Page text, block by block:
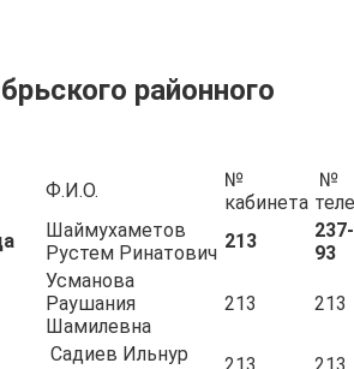
районного
Ф.И.О.
№
кабинета
№
Шаймухаметов
Рустем Ринатович
213
93
Усманова
Раушания
Шамилевна
213 213
Садиев Ильнур
213
213